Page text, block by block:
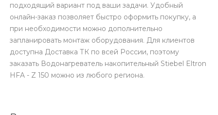
подходящий вариант под ваши задачи. Удобный
онлайн-заказ позволяет быстро оформить покупку, а
при необходимости можно дополнительно
запланировать монтаж оборудования. Для клиентов
доступна Доставка ТК по всей России, поэтому
заказать Водонагреватель накопительный Stiebel Eltron
HFA - Z 150 можно из любого региона.